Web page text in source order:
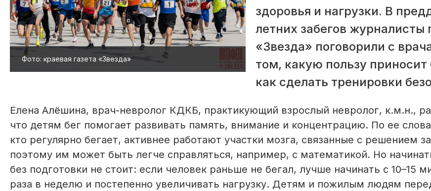
Фото: краевая газета «Звезда»
здоровья и нагрузки. В
летних забегов журналисты
«Звезда» поговорили с
том, какую пользу приносит
как сделать тренировки
Елена Алёшина, врач-невролог КДКБ, практикующий взрослый невролог, к.м.н.,
что детям бег помогает развивать память, внимание и концентрацию. По ее
кто регулярно бегает, активнее работают участки мозга, связанные с решением
поэтому им может быть легче справляться, например, с математикой. Но
без подготовки не стоит: если человек раньше не бегал, лучше начинать с 10–15
раза в неделю и постепенно увеличивать нагрузку. Детям и пожилым людям